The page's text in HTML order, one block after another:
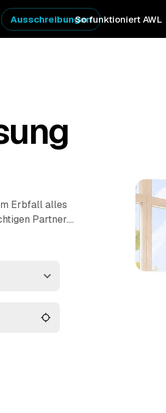
So funktioniert AWL
Ausschreibungen
Erbfall alles
Partner.
Angebote
für Sie am